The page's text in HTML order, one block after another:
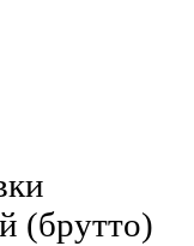
(брутто)